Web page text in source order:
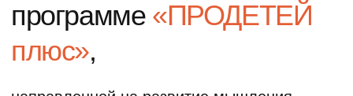
критического мышления и обучения без
Педагоги используют общие